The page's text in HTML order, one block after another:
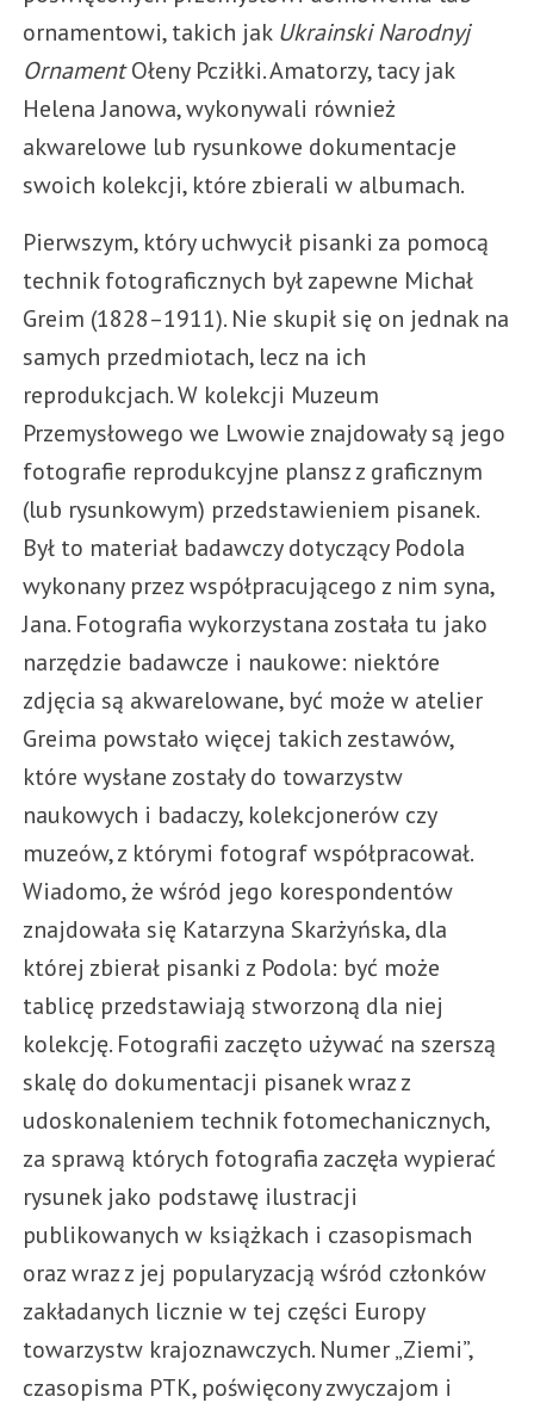
ornamentowi, takich jak Ukrainski Narodnyj
OrnamentOłeny Pcziłki. Amatorzy, tacy jak
Helena Janowa, wykonywali również
akwarelowe lub rysunkowe dokumentacje
swoich kolekcji, które zbierali w albumach.
Pierwszym, który uchwycił pisanki za pomocą
technik fotograficznych był zapewne Michał
Greim (1828–1911). Nie skupił się on jednak na
samych przedmiotach, lecz na ich
reprodukcjach. W kolekcji Muzeum
Przemysłowego we Lwowie znajdowały są jego
fotografie reprodukcyjne plansz z graficznym
(lub rysunkowym) przedstawieniem pisanek.
Był to materiał badawczy dotyczący Podola
wykonany przez współpracującego z nim syna,
Jana. Fotografia wykorzystana została tu jako
narzędzie badawcze i naukowe: niektóre
zdjęcia są akwarelowane, być może w atelier
Greima powstało więcej takich zestawów,
które wysłane zostały do towarzystw
naukowych i badaczy, kolekcjonerów czy
muzeów, z którymi fotograf współpracował.
Wiadomo, że wśród jego korespondentów
znajdowała się Katarzyna Skarżyńska, dla
której zbierał pisanki z Podola: być może
tablicę przedstawiają stworzoną dla niej
kolekcję. Fotografii zaczęto używać na szerszą
skalę do dokumentacji pisanek wraz z
udoskonaleniem technik fotomechanicznych,
za sprawą których fotografia zaczęła wypierać
rysunek jako podstawę ilustracji
publikowanych w książkach i czasopismach
oraz wraz z jej popularyzacją wśród członków
zakładanych licznie w tej części Europy
towarzystw krajoznawczych. Numer „Ziemi”,
czasopisma PTK, poświęcony zwyczajom i